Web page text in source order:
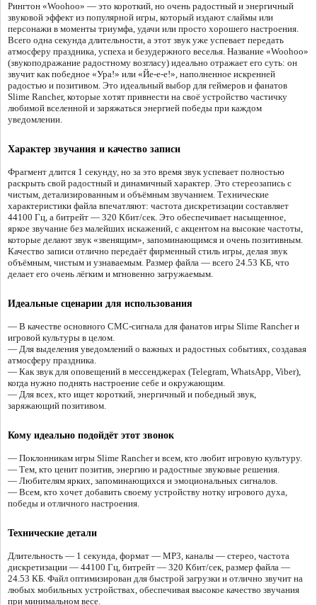
Рингтон «Woohoo» — это короткий, но очень радостный и энергичный
звуковой эффект из популярной игры, который издают слаймы или
персонажи в моменты триумфа, удачи или просто хорошего настроения.
Всего одна секунда длительности, а этот звук уже успевает передать
атмосферу праздника, успеха и безудержного веселья. Название «Woohoo»
(звукоподражание радостному возгласу) идеально отражает его суть: он
звучит как победное «Ура!» или «Йе-е-е!», наполненное искренней
радостью и позитивом. Это идеальный выбор для геймеров и фанатов
Slime Rancher, которые хотят привнести на своё устройство частичку
любимой вселенной и заряжаться энергией победы при каждом
уведомлении.
Характер звучания и качество записи
Фрагмент длится 1 секунду, но за это время звук успевает полностью
раскрыть свой радостный и динамичный характер. Это стереозапись с
чистым, детализированным и объёмным звучанием. Технические
характеристики файла впечатляют: частота дискретизации составляет
44100 Гц, а битрейт — 320 Кбит/сек. Это обеспечивает насыщенное,
яркое звучание без малейших искажений, с акцентом на высокие частоты,
которые делают звук «звенящим», запоминающимся и очень позитивным.
Качество записи отлично передаёт фирменный стиль игры, делая звук
объёмным, чистым и узнаваемым. Размер файла — всего 24.53 КБ, что
делает его очень лёгким и мгновенно загружаемым.
Идеальные сценарии для использования
— В качестве основного СМС-сигнала для фанатов игры Slime Rancher и
игровой культуры в целом.
— Для выделения уведомлений о важных и радостных событиях, создавая
атмосферу праздника.
— Как звук для оповещений в мессенджерах (Telegram, WhatsApp, Viber),
когда нужно поднять настроение себе и окружающим.
— Для всех, кто ищет короткий, энергичный и победный звук,
заряжающий позитивом.
Кому идеально подойдёт этот звонок
— Поклонникам игры Slime Rancher и всем, кто любит игровую культуру.
— Тем, кто ценит позитив, энергию и радостные звуковые решения.
— Любителям ярких, запоминающихся и эмоциональных сигналов.
— Всем, кто хочет добавить своему устройству нотку игрового духа,
победы и отличного настроения.
Технические детали
Длительность — 1 секунда, формат — MP3, каналы — стерео, частота
дискретизации — 44100 Гц, битрейт — 320 Кбит/сек, размер файла —
24.53 КБ. Файл оптимизирован для быстрой загрузки и отлично звучит на
любых мобильных устройствах, обеспечивая высокое качество звучания
при минимальном весе.